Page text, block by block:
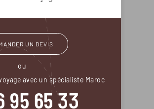
UN DEVIS
ou
avec un spécialiste Maroc
95 65 33